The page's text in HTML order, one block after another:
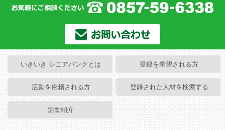
いきいき シニアバンクとは 登録を希望される方
活動を依頼される方 登録された人材を検索する
活動紹介